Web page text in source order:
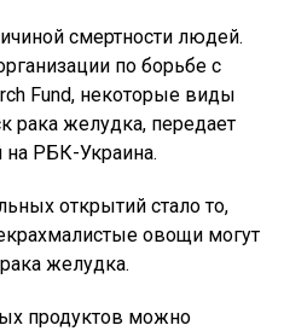
смертности людей.
по борьбе с
Fund, некоторые виды
рака желудка, передает
на РБК-Украина.
открытий стало то,
овощи могут
желудка.
продуктов можно